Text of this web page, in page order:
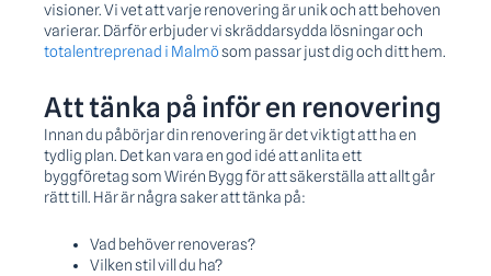
visioner. Vi vet att varje renovering är unik och att behoven
varierar. Därför erbjuder vi skräddarsydda lösningar och
totalentreprenad i Malmösom passar just dig och ditt hem.
Att tänka på inför en renovering
Innan du påbörjar din renovering är det viktigt att ha en
tydlig plan. Det kan vara en god idé att anlita ett
byggföretag som Wirén Bygg för att säkerställa att allt går
rätt till. Här är några saker att tänka på:
Vad behöver renoveras?
Vilken stil vill du ha?